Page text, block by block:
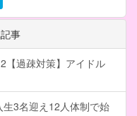
事
【過疎対策】アイドル
生3名迎え12人体制で始